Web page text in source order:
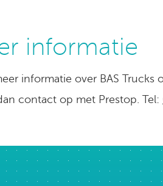
informatie
informatie over BAS Trucks
contact op met Prestop. Tel: